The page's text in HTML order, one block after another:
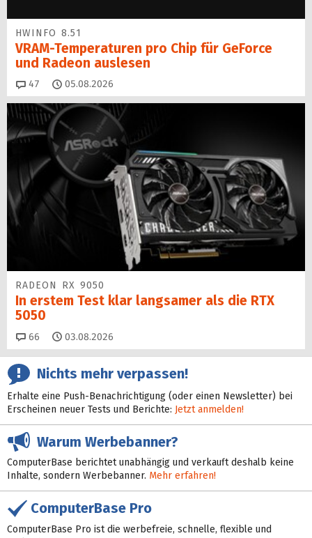
HWINFO 8.51
VRAM-Temperaturen pro Chip für GeForce
und Radeon auslesen
47 Kommentare
05.08.2026
RADEON RX 9050
In erstem Test klar langsamer als die RTX
5050
66 Kommentare
03.08.2026
Nichts mehr verpassen!
Erhalte eine Push-Benachrichtigung (oder einen Newsletter) bei
Erscheinen neuer Tests und Berichte: Jetzt anmelden!
Warum Werbebanner?
ComputerBase berichtet unabhängig und verkauft deshalb keine
Inhalte, sondern Werbebanner. Mehr erfahren!
ComputerBase Pro
ComputerBase Pro ist die werbefreie, schnelle, flexible und